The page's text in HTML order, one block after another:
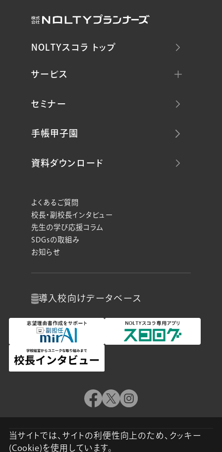
NOLTYスコラ トップ
サービス
セミナー
手帳甲子園
資料ダウンロード
よくあるご質問
校長・副校長インタビュー
先生の学び応援コラム
SDGsの取組み
お知らせ
導入校向けデータベース
当サイトでは、サイトの利便性向上のため、クッキー
(Cookie)を使用しています。